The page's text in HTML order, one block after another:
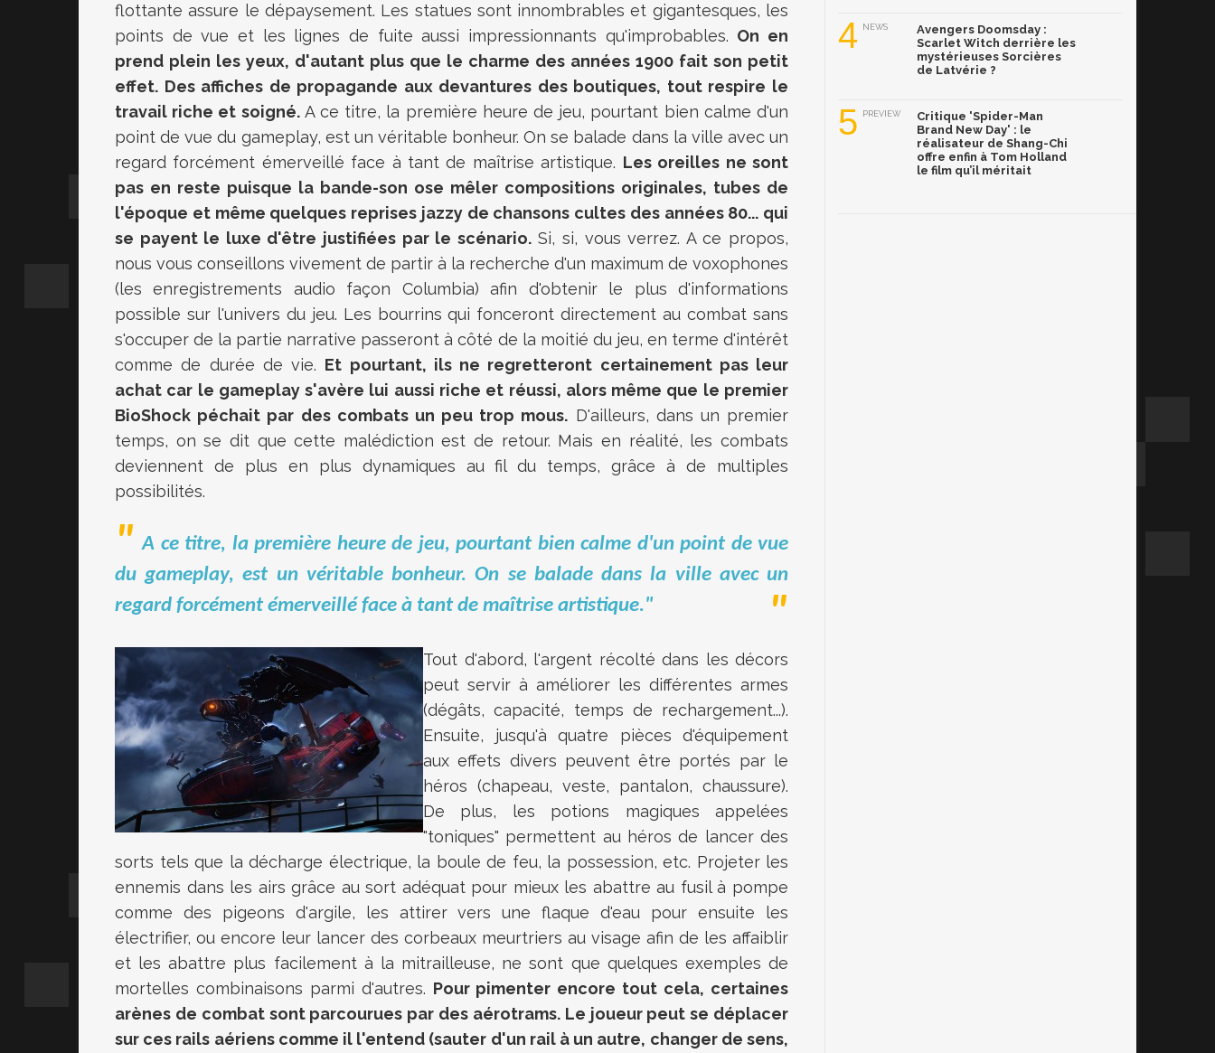
flottante assure le dépaysement. Les statues sont innombrables et gigantesques, les
points de vue et les lignes de fuite aussi impressionnants qu'improbables. On en
prend plein les yeux, d'autant plus que le charme des années 1900 fait son petit
effet. Des affiches de propagande aux devantures des boutiques, tout respire le
travail riche et soigné.A ce titre, la première heure de jeu, pourtant bien calme d'un
point de vue du gameplay, est un véritable bonheur. On se balade dans la ville avec un
regard forcément émerveillé face à tant de maîtrise artistique. Les oreilles ne sont
pas en reste puisque la bande-son ose mêler compositions originales, tubes de
l'époque et même quelques reprises jazzy de chansons cultes des années 80... qui
se payent le luxe d'être justifiées par le scénario.Si, si, vous verrez. A ce propos,
nous vous conseillons vivement de partir à la recherche d'un maximum de voxophones
(les enregistrements audio façon Columbia) afin d'obtenir le plus d'informations
possible sur l'univers du jeu. Les bourrins qui fonceront directement au combat sans
s'occuper de la partie narrative passeront à côté de la moitié du jeu, en terme d'intérêt
comme de durée de vie. Et pourtant, ils ne regretteront certainement pas leur
achat car le gameplay s'avère lui aussi riche et réussi, alors même que le premier
BioShock péchait par des combats un peu trop mous. D'ailleurs, dans un premier
temps, on se dit que cette malédiction est de retour. Mais en réalité, les combats
deviennent de plus en plus dynamiques au fil du temps, grâce à de multiples
possibilités.
A ce titre, la première heure de jeu, pourtant bien calme d'un point de vue
du gameplay, est un véritable bonheur. On se balade dans la ville avec un
regard forcément émerveillé face à tant de maîtrise artistique."
Tout d'abord, l'argent récolté dans les décors
peut servir à améliorer les différentes armes
(dégâts, capacité, temps de rechargement...).
Ensuite, jusqu'à quatre pièces d'équipement
aux effets divers peuvent être portés par le
héros (chapeau, veste, pantalon, chaussure).
De plus, les potions magiques appelées
"toniques" permettent au héros de lancer des
sorts tels que la décharge électrique, la boule de feu, la possession, etc. Projeter les
ennemis dans les airs grâce au sort adéquat pour mieux les abattre au fusil à pompe
comme des pigeons d'argile, les attirer vers une flaque d'eau pour ensuite les
électrifier, ou encore leur lancer des corbeaux meurtriers au visage afin de les affaiblir
et les abattre plus facilement à la mitrailleuse, ne sont que quelques exemples de
mortelles combinaisons parmi d'autres. Pour pimenter encore tout cela, certaines
arènes de combat sont parcourues par des aérotrams. Le joueur peut se déplacer
sur ces rails aériens comme il l'entend (sauter d'un rail à un autre, changer de sens,
4 NEWS
Avengers Doomsday :
Scarlet Witch derrière les
mystérieuses Sorcières
de Latvérie ?
5 PREVIEW
Critique 'Spider-Man
Brand New Day' : le
réalisateur de Shang-Chi
offre enfin à Tom Holland
le film qu’il méritait